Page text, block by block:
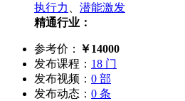
执行力
潜能激发
精通行业：
参考价： ￥14000
发布课程： 18 门
发布视频： 0 部
发布动态： 0 条